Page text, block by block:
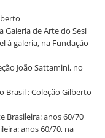
de Arte do Sesi
à galeria, na Fundação
João Sattamini, no
Brasil : Coleção Gilberto
Brasileira: anos 60/70
anos 60/70, na